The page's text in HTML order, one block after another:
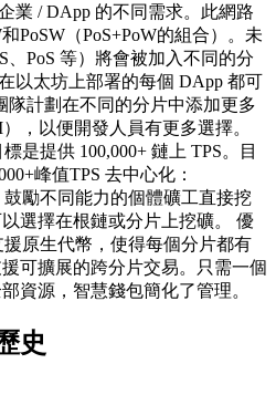
業 / DApp 的不同需求。此網路
PoSW（PoS+PoW的組合）。未
、PoS 等）將會被加入不同的分
以太坊上部署的每個 DApp 都可
隊計劃在不同的分片中添加更多
，以便開發人員有更多選擇。
是提供 100,000+ 鏈上 TPS。目
峰值TPS 去中心化：
鼓勵不同能力的個體礦工直接挖
選擇在根鏈或分片上挖礦。 優
援原生代幣，使得每個分片都有
可擴展的跨分片交易。只需一個
資源，智慧錢包簡化了管理。
史